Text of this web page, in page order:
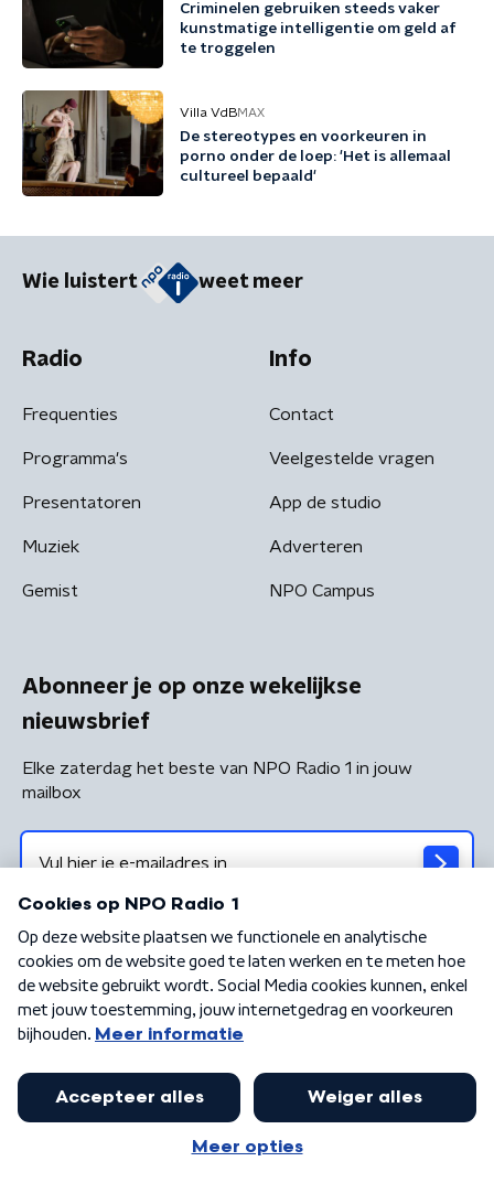
Criminelen gebruiken steeds vaker
kunstmatige intelligentie om geld af
te troggelen
Villa VdBMAX
De stereotypes en voorkeuren in
porno onder de loep: 'Het is allemaal
cultureel bepaald'
Wie luistert weet meer
Radio
Frequenties
Programma's
Presentatoren
Muziek
Gemist
Info
Contact
Veelgestelde vragen
App de studio
Adverteren
NPO Campus
Abonneer je op onze wekelijkse
nieuwsbrief
Elke zaterdag het beste van NPO Radio 1 in jouw
mailbox
Algemene voorwaarden